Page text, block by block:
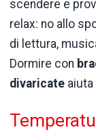
scendere e
relax: no allo
di lettura,
Dormire con
divaricate